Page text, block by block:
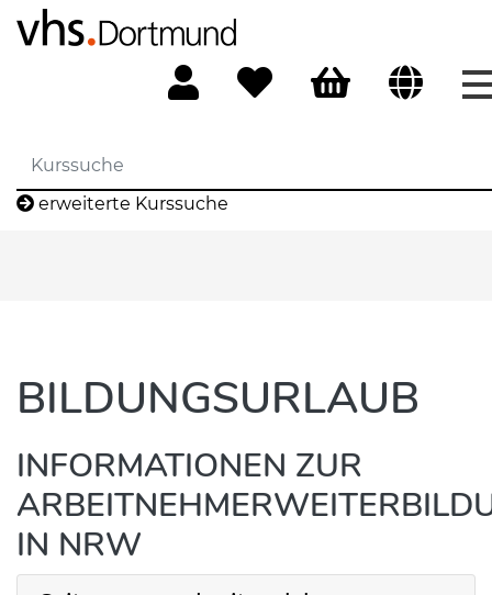
erweiterte Kurssuche
BILDUNGSURLAUB
INFORMATIONEN ZUR
IN NRW